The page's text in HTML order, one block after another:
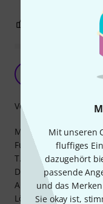
Mit unseren
fluffiges
dazugehört
passende
und das
Sie okay ist,
praktische
Mich hat es schon
Funkrack, bestehend
T.bone Headset (1,8
Durcheinander war.
Also: eine 1HE
Lötbuchsen/stecker...
Verarbeitung